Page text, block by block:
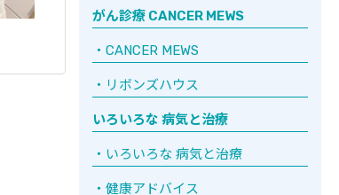
がん診療 CANCER MEWS
CANCER MEWS
リボンズハウス
いろいろな 病気と治療
いろいろな 病気と治療
健康アドバイス